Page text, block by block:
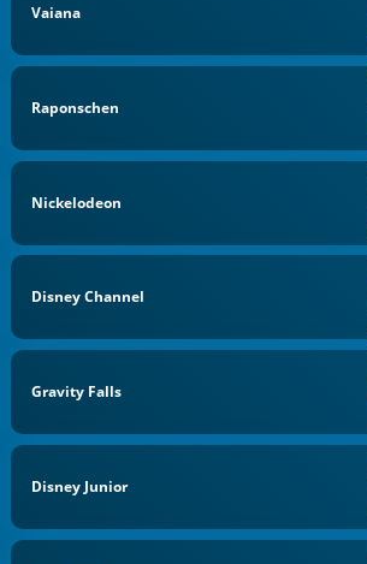
Vaiana
Raponschen
Nickelodeon
Disney Channel
Gravity Falls
Disney Junior